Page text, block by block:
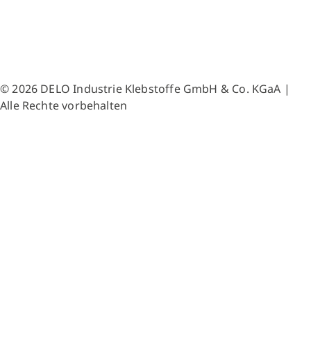
© 2026 DELO Industrie Klebstoffe GmbH & Co. KGaA |
Alle Rechte vorbehalten